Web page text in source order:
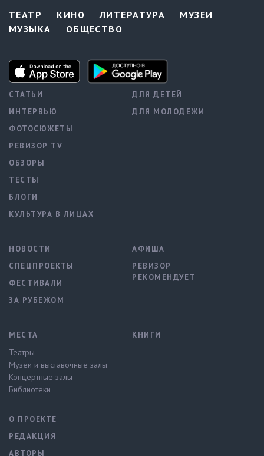
ТЕАТР КИНО ЛИТЕРАТУРА
МУЗЕИ
МУЗЫКА
ОБЩЕСТВО
СТАТЬИ
ИНТЕРВЬЮ
ФОТОСЮЖЕТЫ
РЕВИЗОР TV
ОБЗОРЫ
ТЕСТЫ
БЛОГИ
КУЛЬТУРА В ЛИЦАХ
ДЛЯ ДЕТЕЙ
ДЛЯ МОЛОДЕЖИ
НОВОСТИ
СПЕЦПРОЕКТЫ
ФЕСТИВАЛИ
ЗА РУБЕЖОМ
АФИША
РЕВИЗОР
РЕКОМЕНДУЕТ
МЕСТА
Театры
Музеи и выставочные залы
Концертные залы
Библиотеки
КНИГИ
О ПРОЕКТЕ
РЕДАКЦИЯ
АВТОРЫ